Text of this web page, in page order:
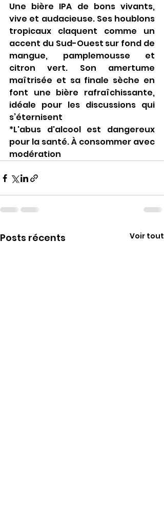
Une bière IPA de bons vivants,
vive et audacieuse. Ses houblons
tropicaux claquent comme un
accent du Sud-Ouest sur fond de
mangue, pamplemousse et
citron vert. Son amertume
maîtrisée et sa finale sèche en
font une bière rafraîchissante,
idéale pour les discussions qui
s’éternisent
*L'abus d'alcool est dangereux
pour la santé. À consommer avec
modération
Posts récents Voir tout